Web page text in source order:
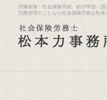
労働保険・社会保険手続、給付申請・
労務管理のことなら社会保険労務士松本